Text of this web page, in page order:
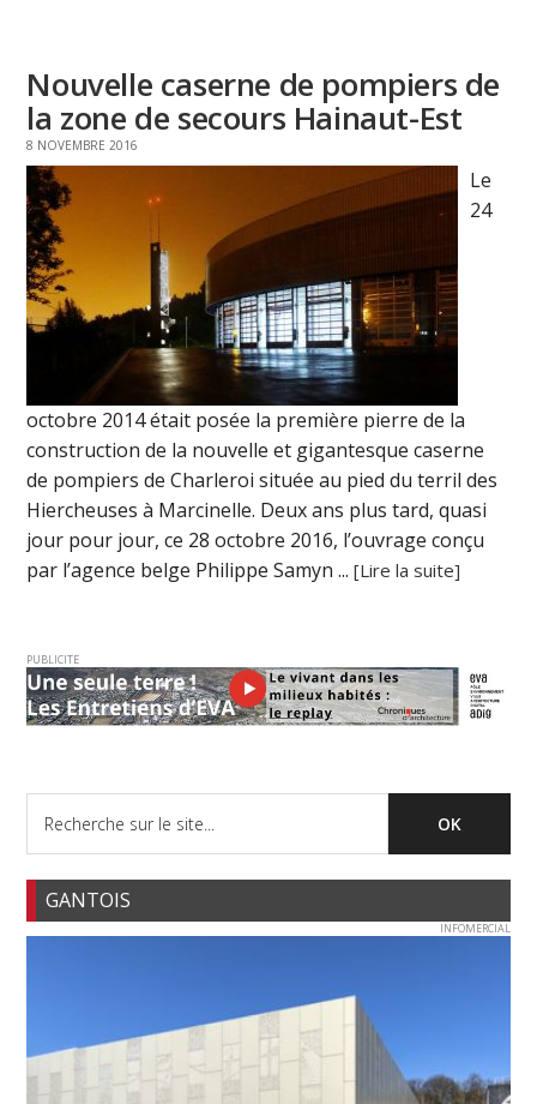
Nouvelle caserne de pompiers de
la zone de secours Hainaut-Est
8 NOVEMBRE 2016
Le
24
octobre 2014 était posée la première pierre de la
construction de la nouvelle et gigantesque caserne
de pompiers de Charleroi située au pied du terril des
Hiercheuses à Marcinelle. Deux ans plus tard, quasi
jour pour jour, ce 28 octobre 2016, l’ouvrage conçu
par l’agence belge Philippe Samyn ...[Lire la suite]
PUBLICITE
GANTOIS
INFOMERCIAL